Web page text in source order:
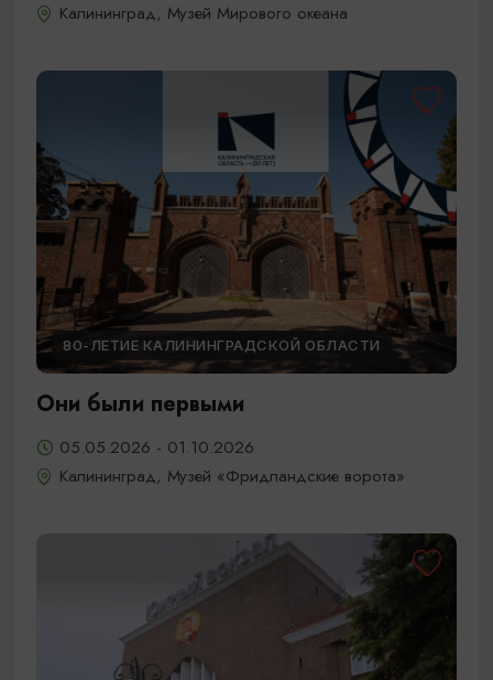
Калининград, Музей Мирового океана
80-ЛЕТИЕ КАЛИНИНГРАДСКОЙ ОБЛАСТИ
Они были первыми
05.05.2026 - 01.10.2026
Калининград, Музей «Фридландские ворота»